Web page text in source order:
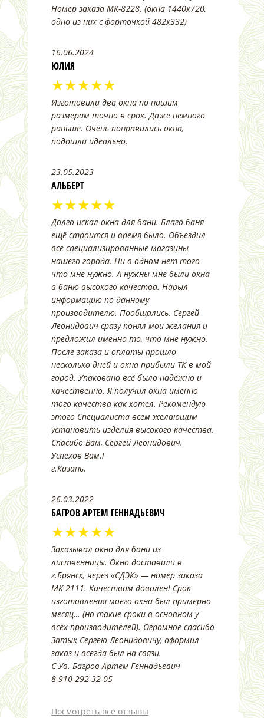
Номер заказа МК-8228. (окна 1440х720,
одно из них с форточкой 482х332)
16.06.2024
ЮЛИЯ
★★★★★
Изготовили два окна по нашим
размерам точно в срок. Даже немного
раньше. Очень понравились окна,
подошли идеально.
23.05.2023
АЛЬБЕРТ
★★★★★
Долго искал окна для бани. Благо баня
ещё строится и время было. Объездил
все специализированные магазины
нашего города. Ни в одном нет того
что мне нужно. А нужны мне были окна
в баню высокого качества. Нарыл
информацию по данному
производителю. Пообщались. Сергей
Леонидович сразу понял мои желания и
предложил именно то, что мне нужно.
После заказа и оплаты прошло
несколько дней и окна прибыли ТК в мой
город. Упаковано всё было надёжно и
качественно. Я получил окна именно
того качества как хотел. Рекомендую
этого Специалиста всем желающим
установить изделия высокого качества.
Спасибо Вам, Сергей Леонидович.
Успехов Вам.!
г.Казань.
26.03.2022
БАГРОВ АРТЕМ ГЕННАДЬЕВИЧ
★★★★★
Заказывал окно для бани из
лиственницы. Окно доставили в
г.Брянск, через «СДЭК» — номер заказа
МК-2111. Качеством доволен! Срок
изготовления моего окна был примерно
месяц… (но такие сроки в основном у
всех производителей). Огромное спасибо
Затык Сергею Леонидовичу, оформил
заказ и всегда был на связи.
С Ув. Багров Артем Геннадьевич
8-910-292-32-05
Посмотреть все отзывы